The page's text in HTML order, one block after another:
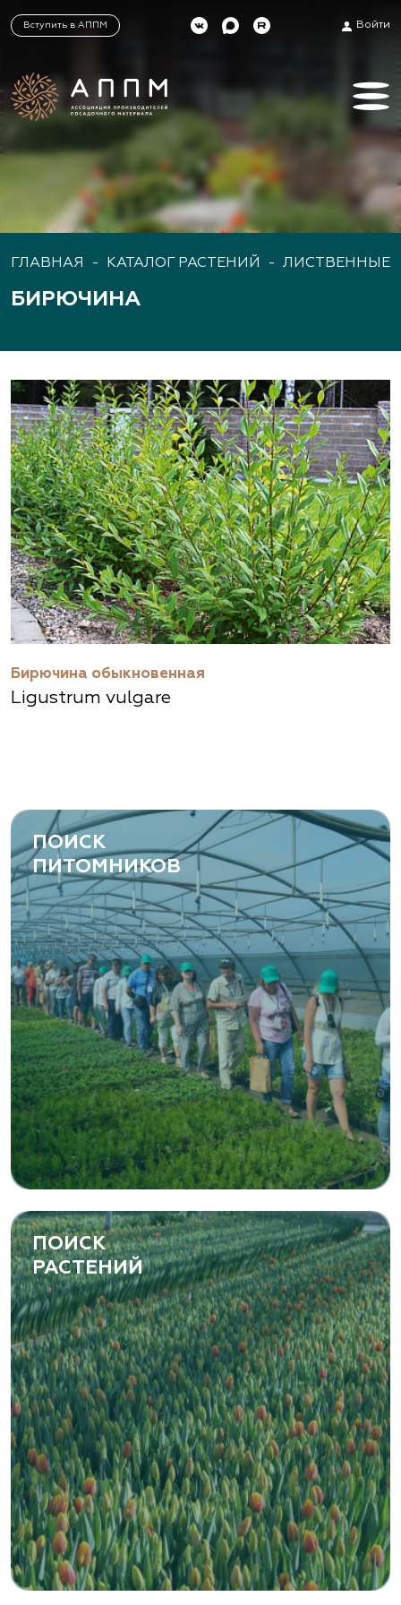
Вступить в АППМ Войти
ГЛАВНАЯ - КАТАЛОГ РАСТЕНИЙ - ЛИСТВЕННЫЕ
БИРЮЧИНА
Бирючина обыкновенная
Ligustrum vulgare
ПОИСК
ПИТОМНИКОВ
ПОИСК
РАСТЕНИЙ